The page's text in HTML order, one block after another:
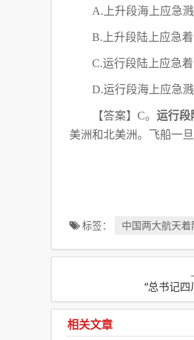
A.上升段海上应急
B.上升段陆上应急
C.运行段陆上应急
D.运行段海上应急
【答案】 C。 运行段
美洲和北美洲。飞船一
标签： 中国两大航天着
“总书记
相关文章